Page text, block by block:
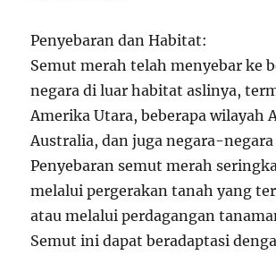
Penyebaran dan Habitat:
Semut merah telah menyebar ke
negara di luar habitat aslinya,
Amerika Utara, beberapa wilayah
Australia, dan juga negara-
Penyebaran semut merah
melalui pergerakan tanah yang
atau melalui perdagangan
Semut ini dapat beradaptasi